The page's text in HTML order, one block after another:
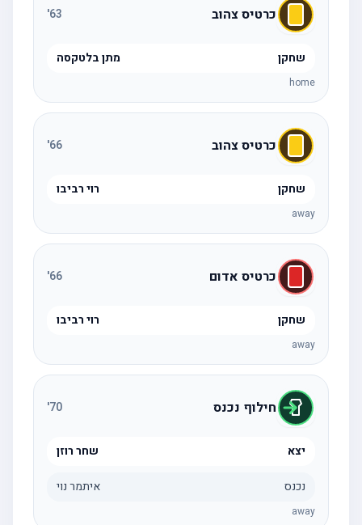
כרטיס צהוב 63
'
שחקן מתן בלטקסה
home
כרטיס צהוב 66
'
שחקן רוי רביבו
away
כרטיס אדום 66
'
שחקן רוי רביבו
away
חילוף נכנס 70
'
יצא שחר רוזן
נכנס איתמר נוי
away